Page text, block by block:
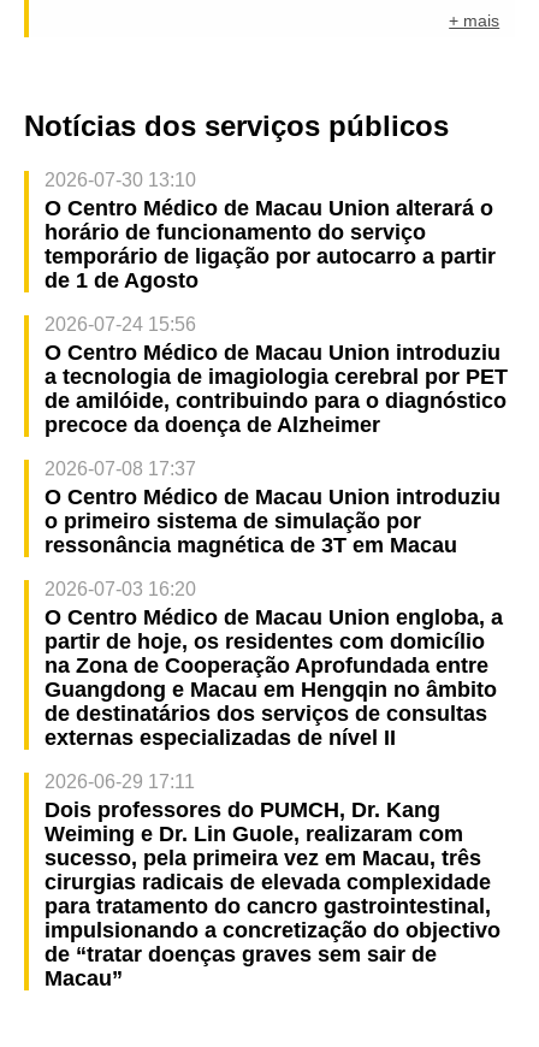
+ mais
Notícias dos serviços públicos
2026-07-30 13:10
O Centro Médico de Macau Union alterará o
horário de funcionamento do serviço
temporário de ligação por autocarro a partir
de 1 de Agosto
2026-07-24 15:56
O Centro Médico de Macau Union introduziu
a tecnologia de imagiologia cerebral por PET
de amilóide, contribuindo para o diagnóstico
precoce da doença de Alzheimer
2026-07-08 17:37
O Centro Médico de Macau Union introduziu
o primeiro sistema de simulação por
ressonância magnética de 3T em Macau
2026-07-03 16:20
O Centro Médico de Macau Union engloba, a
partir de hoje, os residentes com domicílio
na Zona de Cooperação Aprofundada entre
Guangdong e Macau em Hengqin no âmbito
de destinatários dos serviços de consultas
externas especializadas de nível II
2026-06-29 17:11
Dois professores do PUMCH, Dr. Kang
Weiming e Dr. Lin Guole, realizaram com
sucesso, pela primeira vez em Macau, três
cirurgias radicais de elevada complexidade
para tratamento do cancro gastrointestinal,
impulsionando a concretização do objectivo
de “tratar doenças graves sem sair de
Macau”